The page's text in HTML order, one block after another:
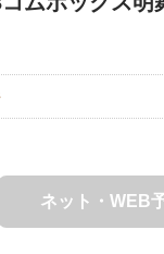
ネット・WEB